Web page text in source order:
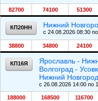
82700 74100 51300
КП20НН Нижний
c 24.08.2026 08:30
38800 34800 24100
КП16Я
Ярославль -
Волгоград -
Нижний
c 26.08.2026 14:00 по
188000 168500 116700